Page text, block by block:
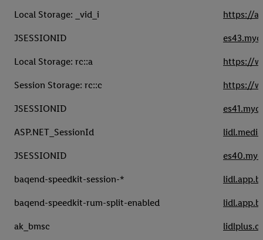
Local Storage: _vid_i https://
JSESSIONID
Local Storage: rc::a https://
Session Storage: rc::c https://
JSESSIONID
ASP.NET_SessionId
JSESSIONID
baqend-speedkit-session-*
baqend-speedkit-rum-split-enabled
ak_bmsc